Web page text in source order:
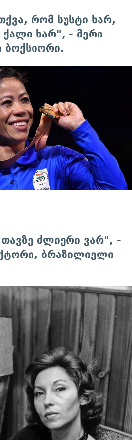
რომ სუსტი ხარ,
ქალი ხარ", - მერი
ბოქსიორი.
ძლიერი ვარ", -
ბრაზილიელი